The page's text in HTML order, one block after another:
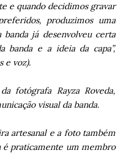
e quando decidimos gravar
produzimos uma
já desenvolveu certa
banda e a ideia da capa”,
e voz).
fotógrafa Rayza Roveda,
visual da banda.
artesanal e a foto também
é praticamente um membro